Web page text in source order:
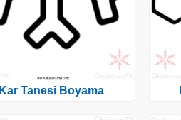
Kar Tanesi Boyama